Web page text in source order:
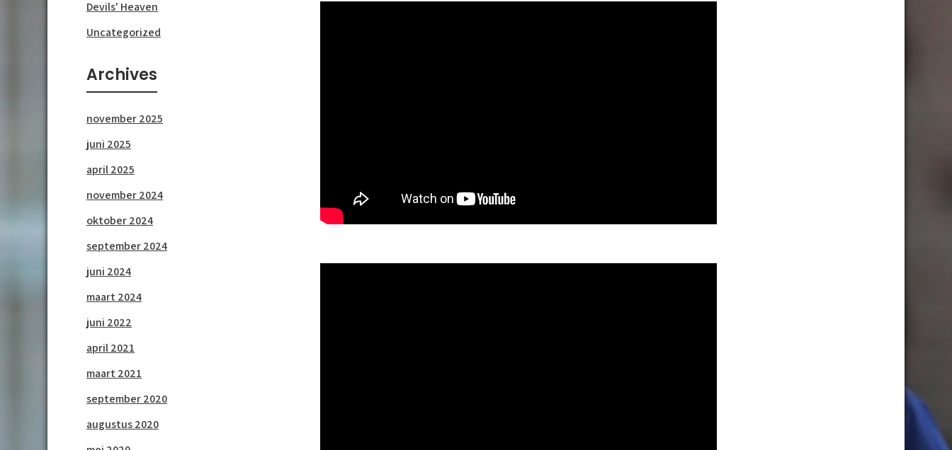
Devils' Heaven
Uncategorized
Archives
november 2025
juni 2025
april 2025
november 2024
oktober 2024
september 2024
juni 2024
maart 2024
juni 2022
april 2021
maart 2021
september 2020
augustus 2020